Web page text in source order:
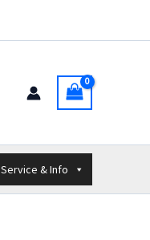
Service & Info